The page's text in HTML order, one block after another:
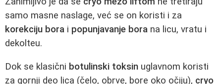
samo masne naslage, već se on koristi i za
korekciju bora i popunjavanje bora na licu, vratu i
dekolteu.
Dok se klasični botulinski toksin uglavnom koristi
za gornji deo lica (čelo, obrve, bore oko očiju), cryo